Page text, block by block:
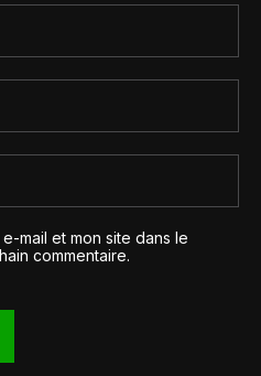
mail et mon site dans le
commentaire.